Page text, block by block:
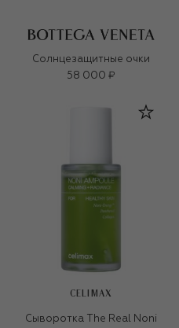
Солнцезащитные очки
58 000 ₽
CELIMAX
Сыворотка The Real Noni